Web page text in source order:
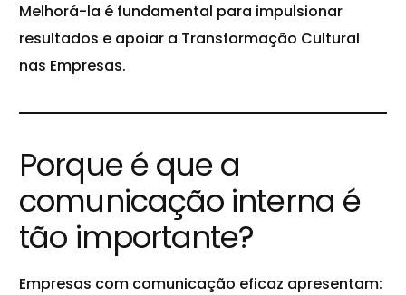
Melhorá-la é fundamental para impulsionar
resultados e apoiar a Transformação Cultural
nas Empresas.
Porque é que a
comunicação interna é
tão importante?
Empresas com comunicação eficaz apresentam: